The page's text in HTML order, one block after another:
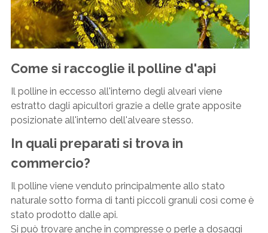
Come si raccoglie il polline d'api
Il polline in eccesso all'interno degli alveari viene
estratto dagli apicultori grazie a delle grate apposite
posizionate all'interno dell'alveare stesso.
In quali preparati si trova in
commercio?
Il polline viene venduto principalmente allo stato
naturale sotto forma di tanti piccoli granuli così come è
stato prodotto dalle api.
Si può trovare anche in compresse o perle a dosaggi